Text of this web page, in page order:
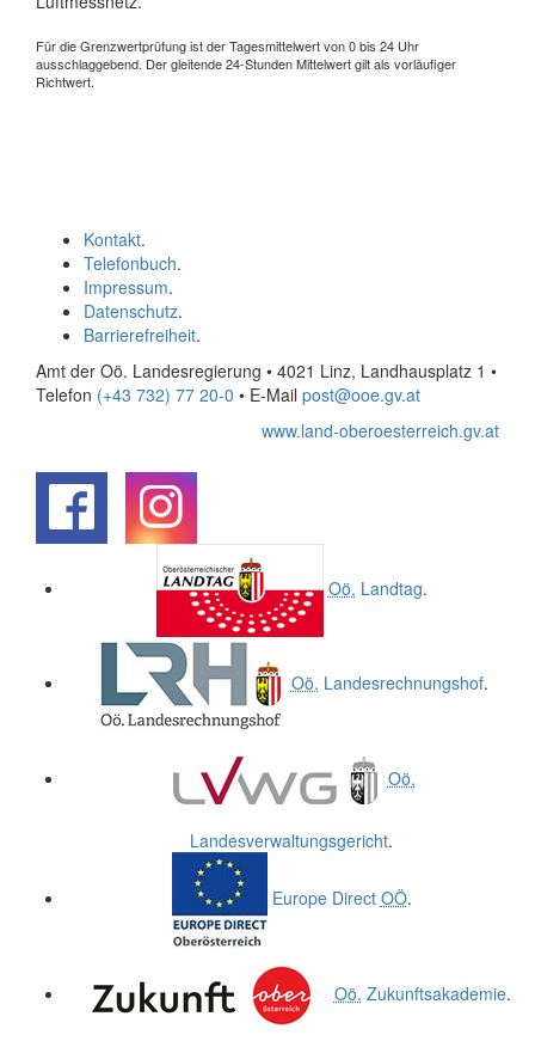
Für die Grenzwertprüfung ist der Tagesmittelwert von 0 bis 24 Uhr
ausschlaggebend. Der gleitende 24-Stunden Mittelwert gilt als vorläufiger
Richtwert.
Kontakt.
Telefonbuch.
Impressum.
Datenschutz.
Barrierefreiheit.
Amt der Oö. Landesregierung • 4021 Linz, Landhausplatz 1 •
Telefon (+43 732) 77 20-0 • E-Mail post@ooe.gv.at
www.land-oberoesterreich.gv.at
Oö. Landtag.
Oö. Landesrechnungshof.
Oö.
Landesverwaltungsgericht.
Europe Direct OÖ.
Oö. Zukunftsakademie.